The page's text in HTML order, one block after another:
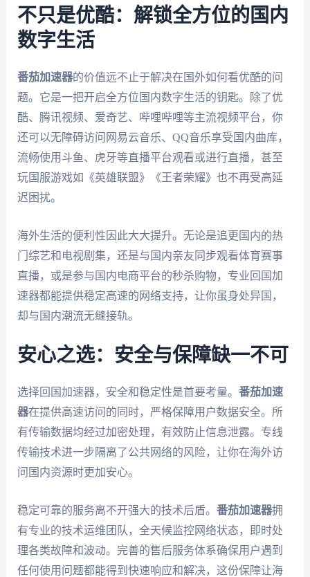
不只是优酷：解锁全方位的国内
数字生活
番茄加速器的价值远不止于解决在国外如何看优酷的问
题。它是一把开启全方位国内数字生活的钥匙。除了优
酷、腾讯视频、爱奇艺、哔哩哔哩等主流视频平台，你
还可以无障碍访问网易云音乐、QQ音乐享受国内曲库，
流畅使用斗鱼、虎牙等直播平台观看或进行直播，甚至
玩国服游戏如《英雄联盟》《王者荣耀》也不再受高延
迟困扰。
海外生活的便利性因此大大提升。无论是追更国内的热
门综艺和电视剧集，还是与国内亲友同步观看体育赛事
直播，或是参与国内电商平台的秒杀购物，专业回国加
速器都能提供稳定高速的网络支持，让你虽身处异国，
却与国内潮流无缝接轨。
安心之选：安全与保障缺一不可
选择回国加速器，安全和稳定性是首要考量。 番茄加速
器在提供高速访问的同时，严格保障用户数据安全。所
有传输数据均经过加密处理，有效防止信息泄露。专线
传输技术进一步隔离了公共网络的风险，让你在海外访
问国内资源时更加安心。
稳定可靠的服务离不开强大的技术后盾。 番茄加速器拥
有专业的技术运维团队，全天候监控网络状态，即时处
理各类故障和波动。完善的售后服务体系确保用户遇到
任何使用问题都能得到快速响应和解决，这份保障让海